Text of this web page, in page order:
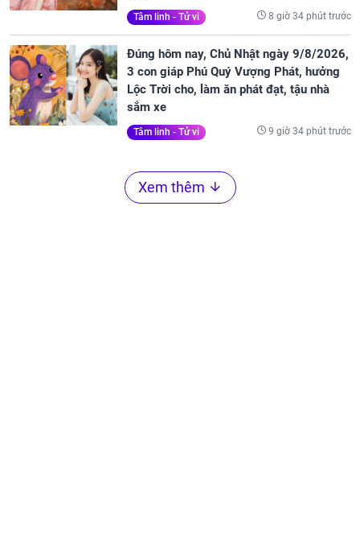
Tâm linh - Tử vi 8 giờ 34 phút trước
Đúng hôm nay, Chủ Nhật ngày 9/8/2026,
3 con giáp Phú Quý Vượng Phát, hưởng
Lộc Trời cho, làm ăn phát đạt, tậu nhà
sắm xe
Tâm linh - Tử vi 9 giờ 34 phút trước
Xem thêm